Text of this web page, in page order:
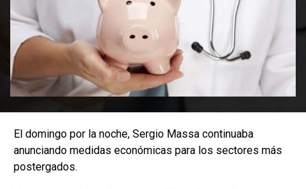
El domingo por la noche, Sergio Massa continuaba
anunciando medidas económicas para los sectores más
postergados.